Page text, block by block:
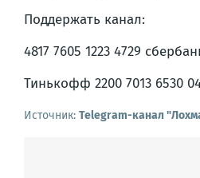
Поддержать канал:
4817 7605 1223 4729
Тинькофф 2200 7013 6530
Источник: Telegram-канал